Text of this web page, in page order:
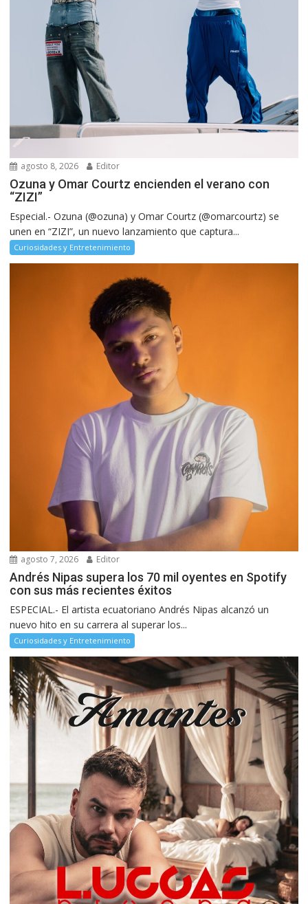
agosto 8, 2026 Editor
Ozuna y Omar Courtz encienden el verano con
“ZIZI”
Especial.- Ozuna (@ozuna) y Omar Courtz (@omarcourtz) se
unen en “ZIZI”, un nuevo lanzamiento que captura...
Curiosidades y Entretenimiento
agosto 7, 2026 Editor
Andrés Nipas supera los 70 mil oyentes en Spotify
con sus más recientes éxitos
ESPECIAL.- El artista ecuatoriano Andrés Nipas alcanzó un
nuevo hito en su carrera al superar los...
Curiosidades y Entretenimiento